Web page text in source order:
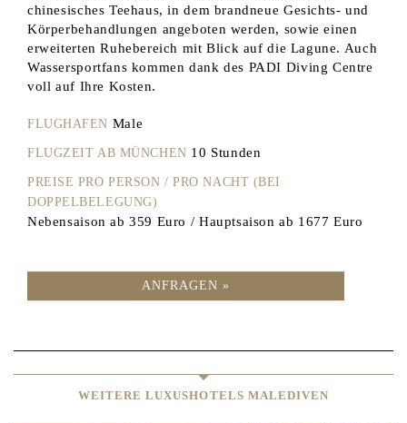
chinesisches Teehaus, in dem brandneue Gesichts- und
Körperbehandlungen angeboten werden, sowie einen
erweiterten Ruhebereich mit Blick auf die Lagune. Auch
Wassersportfans kommen dank des PADI Diving Centre
voll auf Ihre Kosten.
FLUGHAFEN Male
FLUGZEIT AB MÜNCHEN 10 Stunden
PREISE PRO PERSON / PRO NACHT (BEI
DOPPELBELEGUNG)
Nebensaison ab 359 Euro / Hauptsaison ab 1677 Euro
ANFRAGEN »
WEITERE LUXUSHOTELS MALEDIVEN